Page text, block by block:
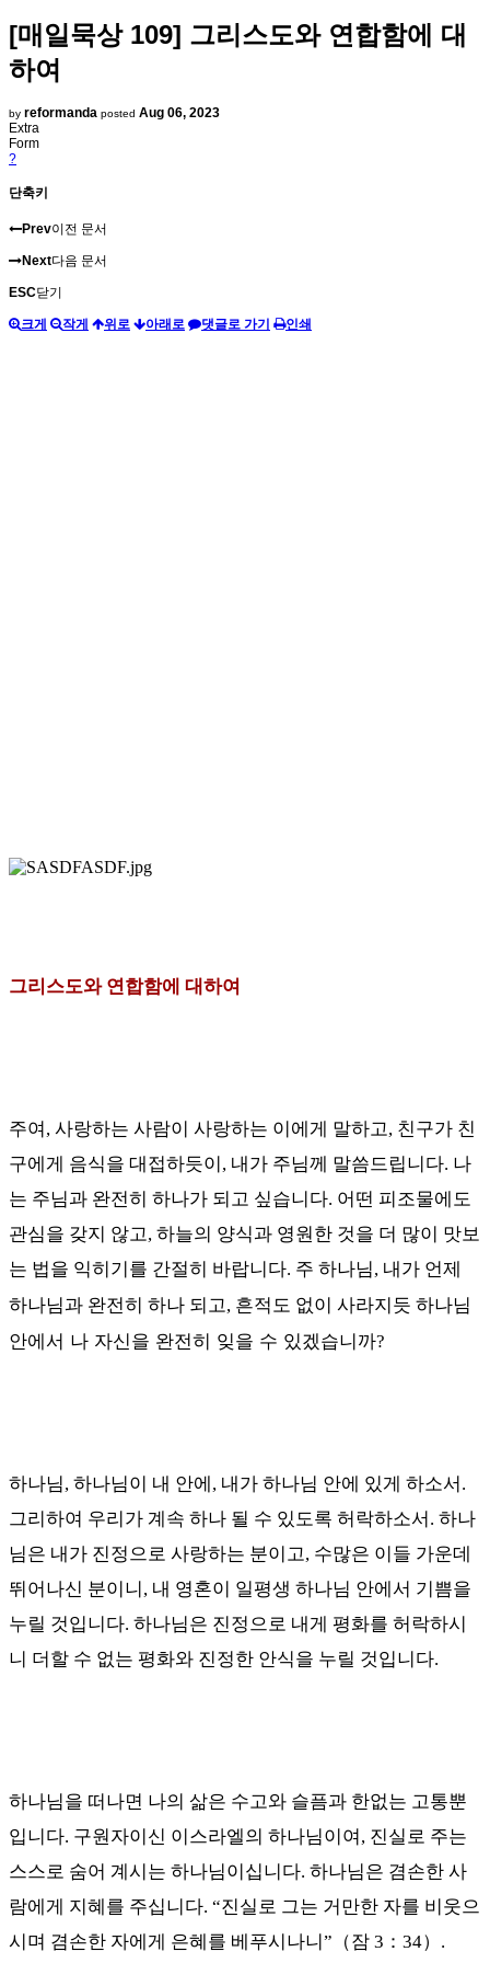
[매일묵상 109] 그리스도와 연합함에 대
하여
by reformanda posted Aug 06, 2023
Extra
Form
?
단축키
Prev이전 문서
Next다음 문서
ESC닫기
크게 작게 위로 아래로 댓글로 가기 인쇄
그리스도와 연합함에 대하여
주여 , 사랑하는 사람이 사랑하는 이에게 말하고, 친구가 친
구에게 음식을 대접하듯이 , 내가 주님께 말씀드립니다. 나
는 주님과 완전히 하나가 되고 싶습니다. 어떤 피조물에도
관심을 갖지 않고, 하늘의 양식과 영원한 것을 더 많이 맛보
는 법을 익히기를 간절히 바랍니다. 주 하나님, 내가 언제
하나님과 완전히 하나 되고, 흔적도 없이 사라지듯 하나님
안에서 나 자신을 완전히 잊을 수 있겠습니까?
하나님, 하나님이 내 안에 , 내가 하나님 안에 있게 하소서 .
그리하여 우리가 계속 하나 될 수 있도록 허락하소서 . 하나
님은 내가 진정으로 사랑하는 분이고, 수많은 이들 가운데
뛰어나신 분이니 , 내 영혼이 일평생 하나님 안에서 기쁨을
누릴 것입니다. 하나님은 진정으로 내게 평화를 허락하시
니 더할 수 없는 평화와 진정한 안식을 누릴 것입니다.
하나님을 떠나면 나의 삶은 수고와 슬픔과 한없는 고통뿐
입니다. 구원자이신 이스라엘의 하나님이여 , 진실로 주는
스스로 숨어 계시는 하나님이십니다. 하나님은 겸손한 사
람에게 지혜를 주십니다. “진실로 그는 거만한 자를 비웃으
시며 겸손한 자에게 은혜를 베푸시나니” （잠 3 ： 34） .